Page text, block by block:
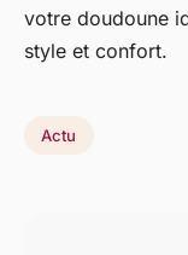
votre doudoune
style et confort.
Actu